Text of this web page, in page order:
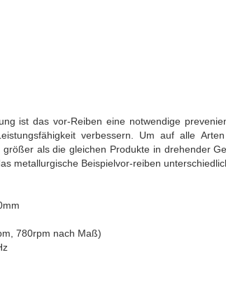
ist das vor-Reiben eine notwendige
verbessern. Um auf alle
als die gleichen Produkte in drehender
metallurgische Beispielvor-reiben
780rpm nach Maß)